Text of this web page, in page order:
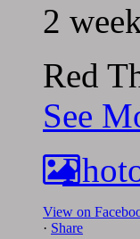
2
Red
See
View on
· Share